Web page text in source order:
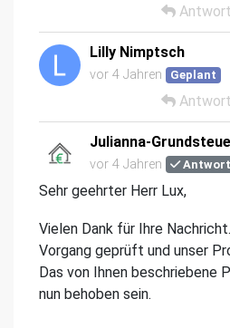
Lilly Nimptsch
vor 4 Jahren Geplant
Julianna-
vor 4 Jahren Antwort
Sehr geehrter Herr Lux,
Vielen Dank für Ihre
Vorgang geprüft und unser
Das von Ihnen beschriebene
nun behoben sein.